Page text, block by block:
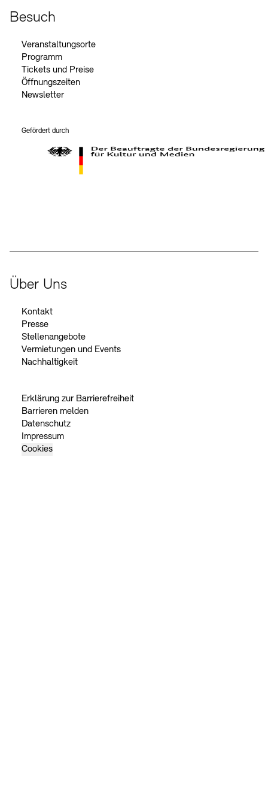
Besuch
Veranstaltungsorte
Programm
Tickets und Preise
Öffnungszeiten
Newsletter
Gefördert durch
Über Uns
Kontakt
Presse
Stellenangebote
Vermietungen und Events
Nachhaltigkeit
Erklärung zur Barrierefreiheit
Barrieren melden
Datenschutz
Impressum
Cookies